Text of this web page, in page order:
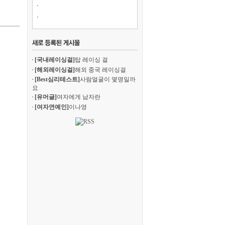
[국내레이싱걸] 탑 레이싱 걸
[해외레이싱걸]해외 중국 레이싱걸
[Best심리테스트]사람얼굴이 몇명일까
요
[유머글] 여자에게 남자란
[여자연예인] 이나영